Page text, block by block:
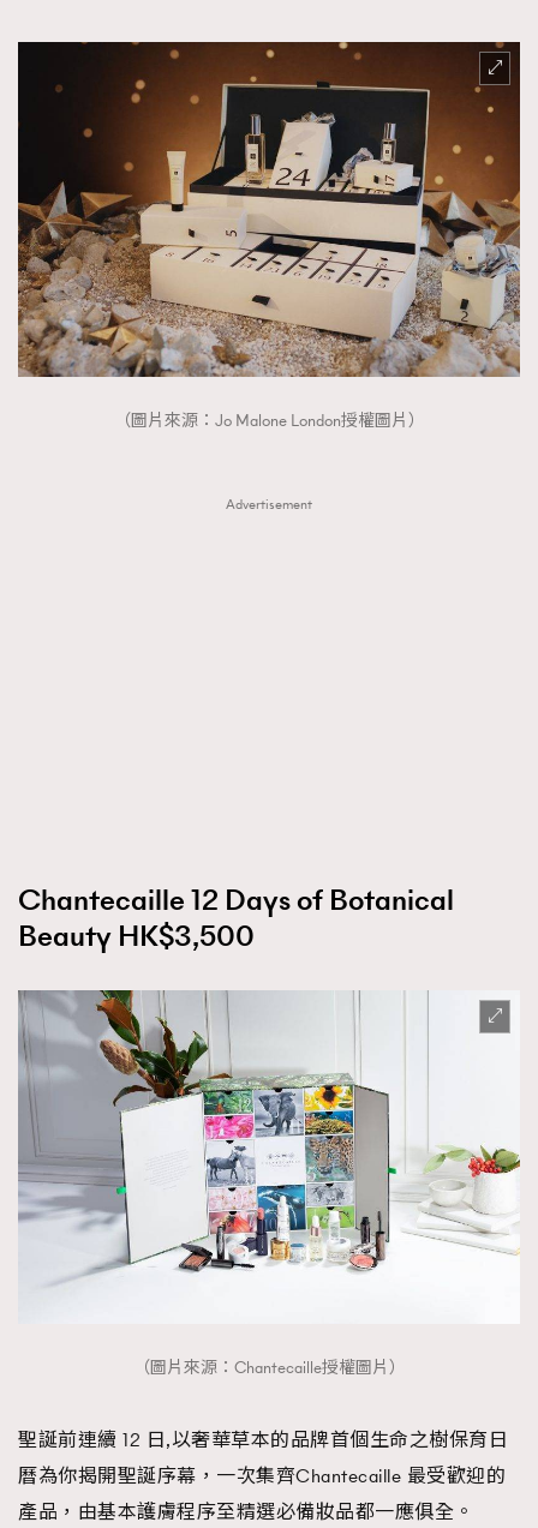
（圖片來源：Jo Malone London授權圖片）
Advertisement
Chantecaille 12 Days of Botanical
Beauty HK$3,500
（圖片來源：Chantecaille授權圖片）
聖誕前連續 12 日,以奢華草本的品牌首個生命之樹保育日
曆為你揭開聖誕序幕，一次集齊Chantecaille 最受歡迎的
產品，由基本護膚程序至精選必備妝品都一應俱全。